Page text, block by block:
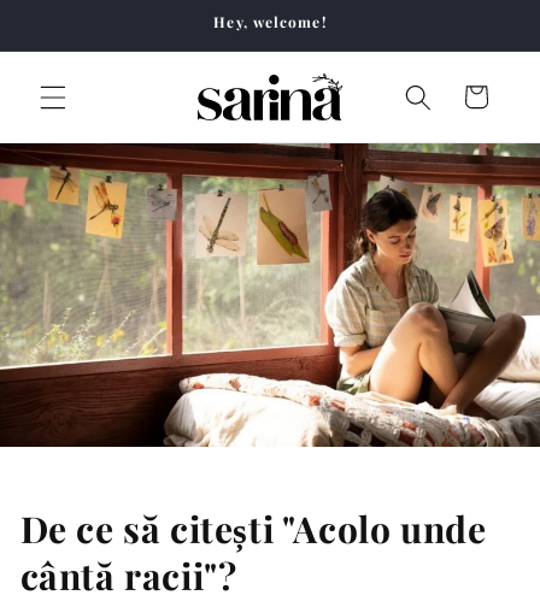
Hey, welcome!
Cart
De ce să citești "Acolo unde
cântă racii"?